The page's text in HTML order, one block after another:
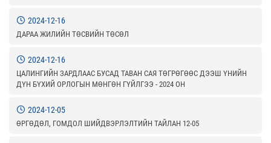
2024-12-16
ДАРАА ЖИЛИЙН ТӨСВИЙН ТӨСӨЛ
2024-12-16
ЦАЛИНГИЙН ЗАРДЛААС БУСАД ТАВАН САЯ ТӨГРӨГӨӨС ДЭЭШ ҮНИЙН
ДҮН БҮХИЙ ОРЛОГЫН МӨНГӨН ГҮЙЛГЭЭ - 2024 ОН
2024-12-05
ӨРГӨДӨЛ, ГОМДОЛ ШИЙДВЭРЛЭЛТИЙН ТАЙЛАН 12-05